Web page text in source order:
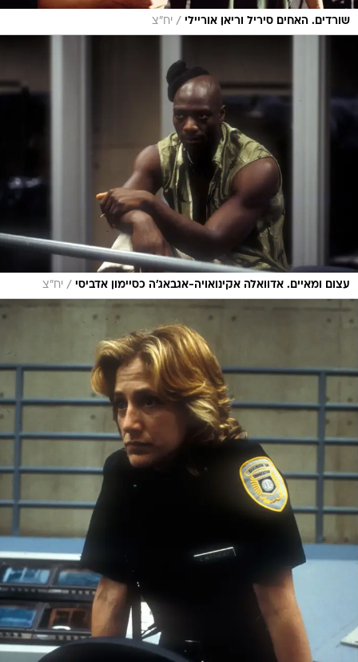
שורדים. האחים סיריל וריאן אוריילי / יח"צ
עצום ומאיים. אדוואלה אקינואויה-אגבאג'ה כסיימון אדביסי / יח"צ